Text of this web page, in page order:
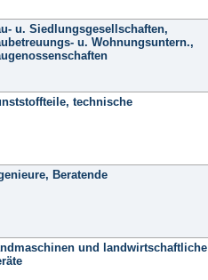
u. Siedlungsgesellschaften,
u. Wohnungsuntern.,
technische
Beratende
und landwirtschaftliche